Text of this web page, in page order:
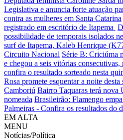
Legislativa e anuncia forte atuação
contra as mulheres em Santa Catarina
registrado em escritório de Itapema
possibilidade de temporais isolados
surf de Itapema, Kaleb Henrique
Circuito Nacional Série B: Criciúma
e chegou a seis vitórias consecutivas,
confira o resultado sorteado nesta
Rosa promete esquentar a noite
Camboriú Bairro Taquaras terá nova
nomeada Brasileirão: Flamengo
Palmeiras - Confira os resultados do
EM ALTA
MENU
Notícias/Política